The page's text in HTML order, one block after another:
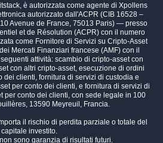
è autorizzata come agente di Xpollens
autorizzato dall'ACPR (CIB 16528 –
Avenue de France, 75013 Paris) — presso
et de Résolution (ACPR) con il numero
come Fornitore di Servizi su Cripto-Asset
Mercati Finanziari francese (AMF) con il
attività: scambio di cripto-asset con
con altri cripto-asset, esecuzione di ordini
dei clienti, fornitura di servizi di custodia e
per conto dei clienti, e fornitura di servizi di
per conto dei clienti, con sede legale in 100
13590 Meyreuil, Francia.
il rischio di perdita parziale o totale del
capitale investito.
sono garanzia di risultati futuri.